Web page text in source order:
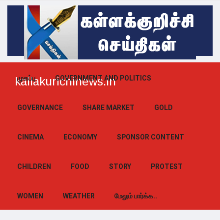
kallakurichinews.in
முகப்பு GOVERNMENT AND POLITICS
GOVERNANCE SHARE MARKET GOLD
CINEMA ECONOMY SPONSOR CONTENT
CHILDREN FOOD STORY PROTEST
WOMEN WEATHER மேலும் பார்க்க..